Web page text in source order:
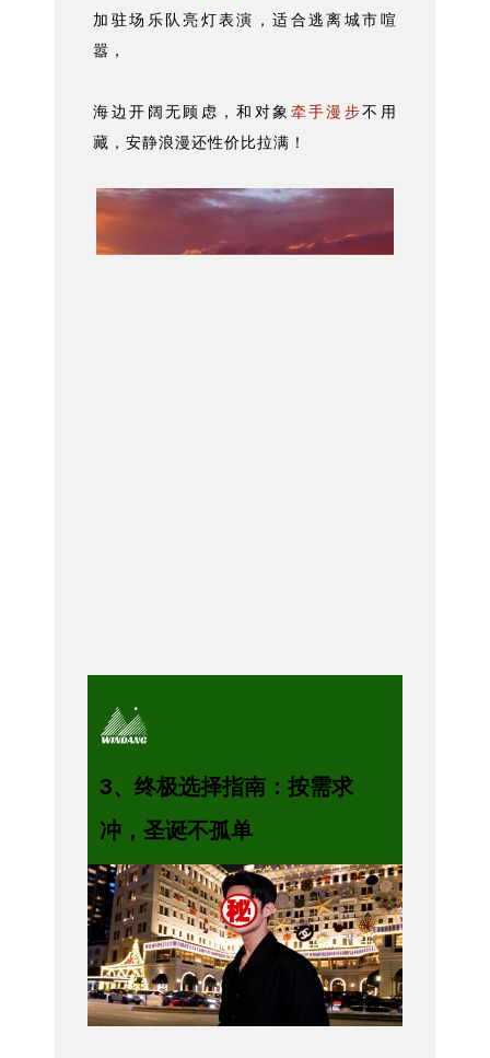
加驻场乐队亮灯表演，适合逃离城市喧
嚣，
海边开阔无顾虑，和对象 牵手漫步不用
藏，安静浪漫还性价比拉满！
3、终极选择指南：按需求
冲，圣诞不孤单